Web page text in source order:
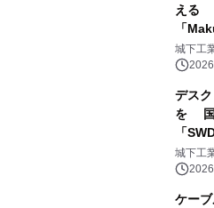
える
「
約販
城下工
デス
を 国
「
城下工
ケー